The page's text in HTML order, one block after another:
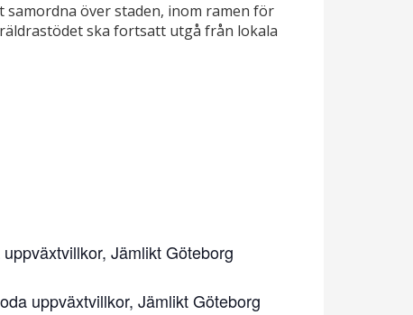
över staden, inom ramen för
ska fortsatt utgå från lokala
Jämlikt Göteborg
uppväxtvillkor, Jämlikt Göteborg